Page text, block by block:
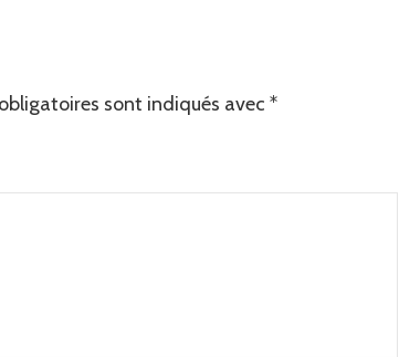
sont indiqués avec *